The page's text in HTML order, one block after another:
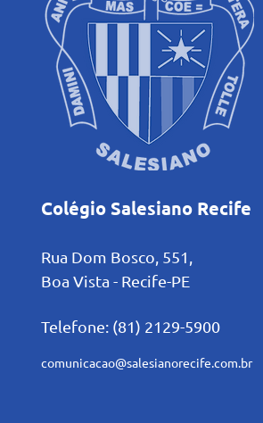
Colégio Salesiano Recife
Rua Dom Bosco, 551,
Boa Vista - Recife-PE
Telefone: (81) 2129-5900
comunicacao@salesianorecife.com.br